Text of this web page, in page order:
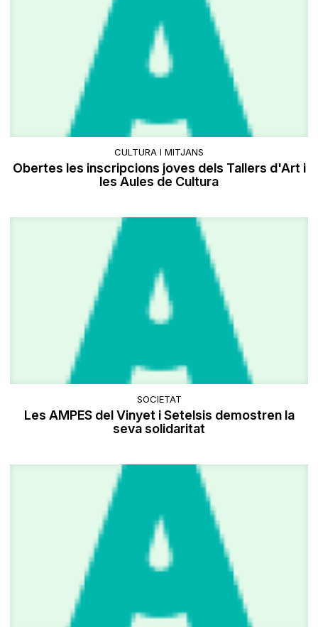
CULTURA I MITJANS
Obertes les inscripcions joves dels Tallers d'Art i
les Aules de Cultura
SOCIETAT
Les AMPES del Vinyet i Setelsis demostren la
seva solidaritat